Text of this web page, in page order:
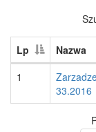
Lp Nazwa
1
33.2016